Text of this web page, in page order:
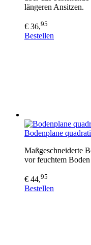
längeren Ansitzen.
€ 36,95
Bestellen
Bodenplane
Maßgeschneiderte
vor feuchtem
€ 44,95
Bestellen